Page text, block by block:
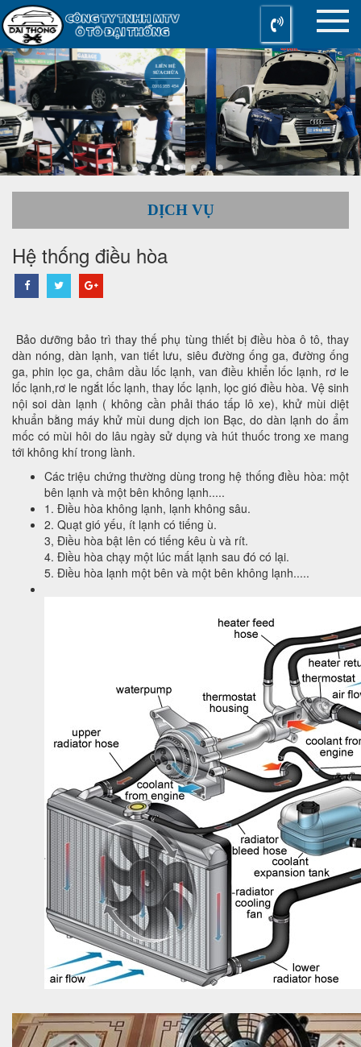
LIÊN HỆ
SỬA CHỮA
0916 955 454
DỊCH VỤ
Hệ thống điều hòa
Bảo dưỡng bảo trì thay thế phụ tùng thiết bị điều hòa ô tô, thay
dàn nóng, dàn lạnh, van tiết lưu, siêu đường ống ga, đường ống
ga, phin lọc ga, châm dầu lốc lạnh, van điều khiển lốc lạnh, rơ le
lốc lạnh,rơ le ngắt lốc lạnh, thay lốc lạnh, lọc gió điều hòa. Vệ sinh
nội soi dàn lạnh ( không cần phải tháo tấp lô xe), khử mùi diệt
khuẩn bằng máy khử mùi dung dịch ion Bạc, do dàn lạnh do ẩm
mốc có mùi hôi do lâu ngày sử dụng và hút thuốc trong xe mang
tới không khí trong lành.
Các triệu chứng thường dùng trong hệ thống điều hòa: một
bên lạnh và một bên không lạnh.....
1. Điều hòa không lạnh, lạnh không sâu.
2. Quạt gió yếu, ít lạnh có tiếng ù.
3, Điều hòa bật lên có tiếng kêu ù và rít.
4. Điều hòa chạy một lúc mất lạnh sau đó có lại.
5. Điều hòa lạnh một bên và một bên không lạnh.....